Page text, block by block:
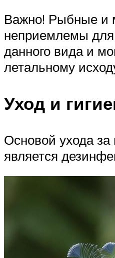
Важно! Рыбные и
неприемлемы
данного вида и
летальному
Уход и
Основой ухода за
является